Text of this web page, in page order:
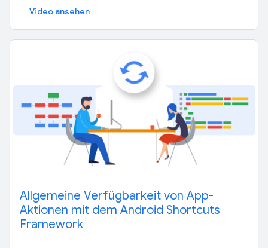
Video ansehen
Allgemeine Verfügbarkeit von App-
Aktionen mit dem Android Shortcuts
Framework